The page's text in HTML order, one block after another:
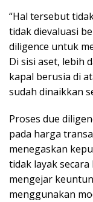
“Hal tersebut
tidak dievaluasi
diligence untuk
Di sisi aset, lebih
kapal berusia di
sudah dinaikkan
Proses due
pada harga
menegaskan
tidak layak secara
mengejar
menggunakan